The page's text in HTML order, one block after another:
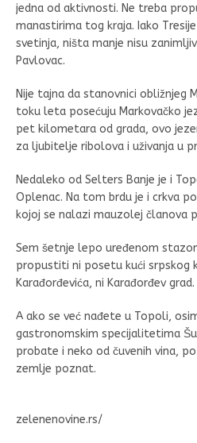
jedna od aktivnosti. Ne treba
manastirima tog kraja. Iako
svetinja, ništa manje nisu
Pavlovac.
Nije tajna da stanovnici obližnjeg
toku leta posećuju Markovačko
pet kilometara od grada, ovo
za ljubitelje ribolova i uživanja u
Nedaleko od Selters Banje je i
Oplenac. Na tom brdu je i crkva
kojoj se nalazi mauzolej članova
Sem šetnje lepo uređenom
propustiti ni posetu kući srpskog
Karađorđevića, ni Karađorđev grad.
A ako se već nađete u Topoli,
gastronomskim specijalitetima
probate i neko od čuvenih vina,
zemlje poznat.
zelenenovine.rs/